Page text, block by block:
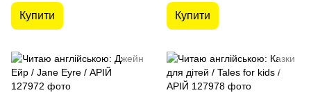
Купити Купити